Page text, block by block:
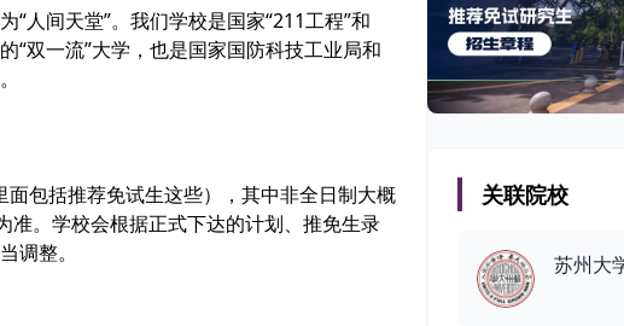
人间天堂”。我们学校是国家“211工程”和
“双一流”大学，也是国家国防科技工业局和
包括推荐免试生这些），其中非全日制大概
。学校会根据正式下达的计划、推免生录
调整。
关联院校
苏州大